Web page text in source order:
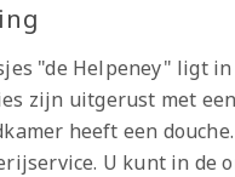
"de Helpeney" ligt in
zijn uitgerust met
heeft een
U kunt in de